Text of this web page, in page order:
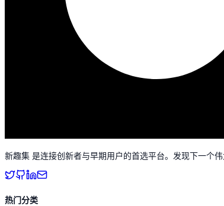
新趣集 是连接创新者与早期用户的首选平台。发现下一个
热门分类